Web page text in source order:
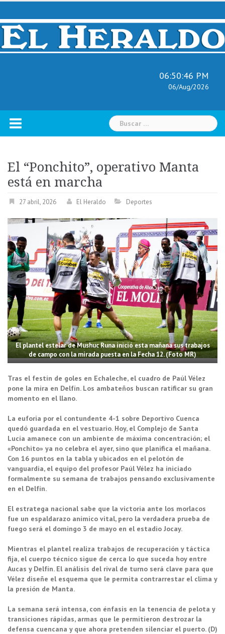
Skip
content
06:50:47 PM
06/Aug/2026
Buscar:
El “Ponchito”, operativo Manta
está en marcha
27 abril, 2026 El Heraldo Deportes
El plantel estelar de Mushuc Runa inició esta mañana sus trabajos
de campo con la mirada puesta en la Fecha 12. (Foto MR)
Tras el festín de goles en Echaleche, el cuadro de Paúl Vélez
pone la mira en Delfín. Los ambateños buscan ratificar su gran
momento en el llano.
La euforia por el contundente 4-1 sobre Deportivo Cuenca
quedó guardada en el vestuario. Hoy, el Complejo de Santa
Lucía amanece con un ambiente de máxima concentración; el
«Ponchito» ya no celebra el ayer, sino que planifica el mañana.
Con 16 puntos en la tabla y ubicados en el pelotón de
vanguardia, el equipo del profesor Paúl Vélez ha iniciado
formalmente su semana de trabajos pensando exclusivamente
en el Delfín.
El estratega nacional sabe que la victoria ante los morlacos
fue un espaldarazo anímico vital, pero la verdadera prueba de
fuego será el domingo 3 de mayo en el estadio Jocay.
Mientras el plantel realiza trabajos de recuperación y táctica
fija, el cuerpo técnico sigue de cerca lo que suceda hoy entre
Aucas y Delfín. El análisis del rival de turno será clave para que
Vélez diseñe el esquema que le permita contrarrestar el clima y
la presión de Manta.
La semana será intensa, con énfasis en la tenencia de pelota y
transiciones rápidas, armas que le permitieron destrozar la
defensa cuencana y que ahora pretenden silenciar el puerto. (D)